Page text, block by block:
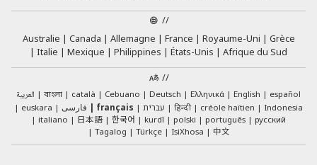
//
Australie
Canada Allemagne France Royaume-Uni
Grèce
Italie
Mexique Philippines États-Unis
Afrique du Sud
//
العربية বাংলা català Cebuano Deutsch Ελληνικά English
español
euskara
فارسی français עברית हिन्दी créole haïtien
Indonesia
italiano
日本語 한국어 kurdî polski português
русский
Tagalog
Türkçe IsiXhosa 中文